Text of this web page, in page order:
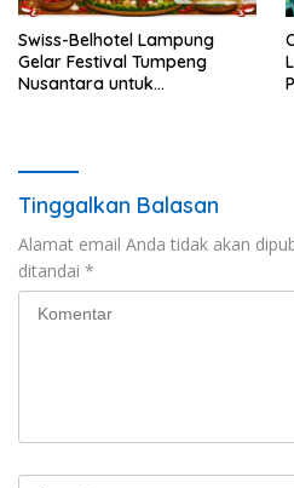
Swiss-Belhotel Lampung
Gelar Festival Tumpeng
Nusantara untuk
Tinggalkan Balasan
Alamat email Anda tidak akan
ditandai *